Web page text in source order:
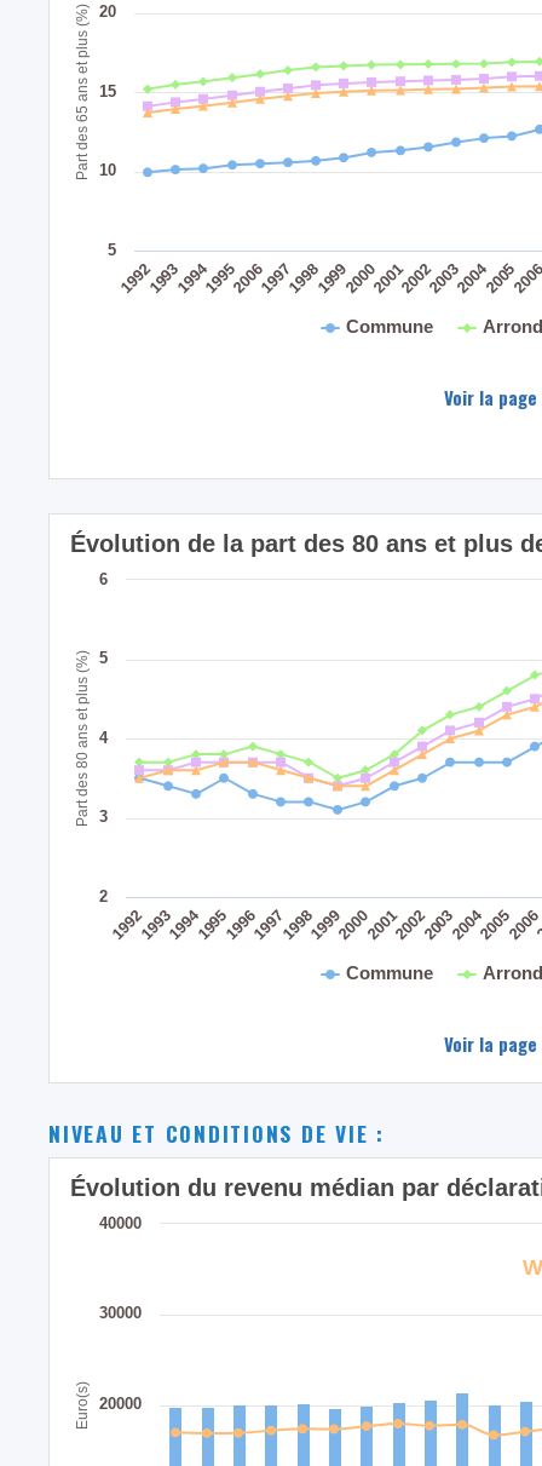
Part des 65 ans et plus (%)
Commune
19921993199419952006199719981999200020012002200320042005
10
20
5
15
Voir la
Part des 80 ans et plus (%)
Évolution de la part des 80 ans et plus
Commune
199219931994199519961997199819992000200120022003200420052006
2
3
4
5
6
Voir la
NIVEAU ET CONDITIONS DE VIE :
Euro(s)
Évolution du revenu médian par
20000
30000
40000